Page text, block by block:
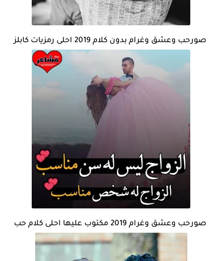
صورحب وعشق وغرام بدون كلام 2019 احلى رمزيات كابلز
صورحب وعشق وغرام 2019 مكتوب عليها احلى كلام حب